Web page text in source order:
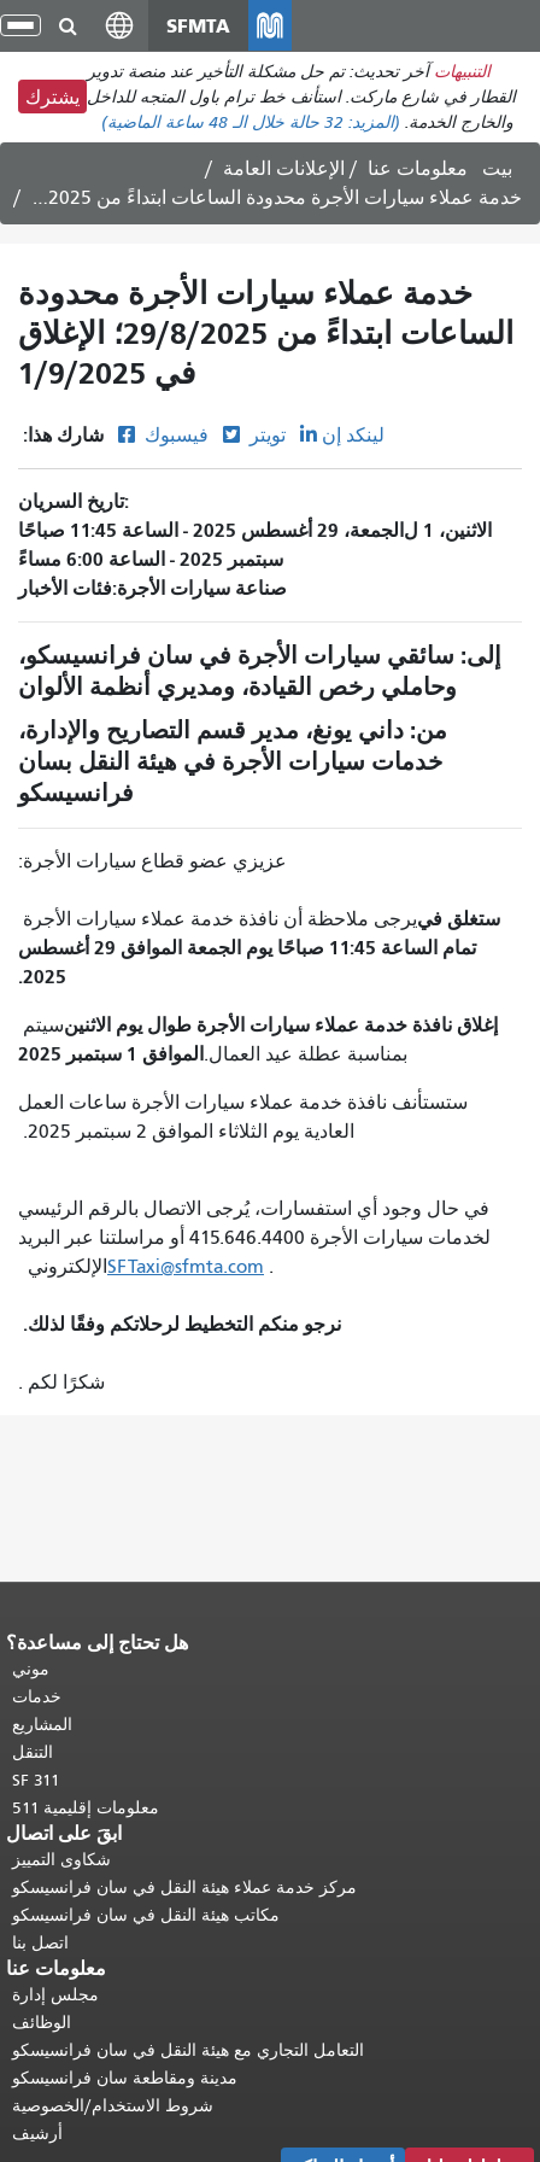
انتقل
إلى
المحتوى
الرئيسي
SFMTA
التنبيهات آخر تحديث: تم حل مشكلة التأخير عند منصة تدوير
القطار في شارع ماركت. استأنف خط ترام باول المتجه للداخل
والخارج الخدمة. (المزيد: 32 حالة خلال الـ 48 ساعة الماضية)
يشترك
بيت معلومات عنا
الإعلانات العامة
خدمة عملاء سيارات الأجرة محدودة الساعات ابتداءً من 29/8/2025؛ الإغلاق في 1/9/2025
خدمة عملاء سيارات الأجرة محدودة
الساعات ابتداءً من 29/8/2025؛ الإغلاق
في 1/9/2025
شارك هذا: فيسبوك تويتر لينكد إن
تاريخ السريان
الجمعة، 29 أغسطس 2025 - الساعة 11:45 صباحًال الاثنين، 1
سبتمبر 2025 - الساعة 6:00 مساءً
فئات الأخبار صناعة سيارات الأجرة
إلى: سائقي سيارات الأجرة في سان فرانسيسكو،
وحاملي رخص القيادة، ومديري أنظمة الألوان
من: داني يونغ، مدير قسم التصاريح والإدارة،
خدمات سيارات الأجرة في هيئة النقل بسان
فرانسيسكو
عزيزي عضو قطاع سيارات الأجرة:
يرجى ملاحظة أن نافذة خدمة عملاء سيارات الأجرةستغلق في
تمام الساعة 11:45 صباحًا يوم الجمعة الموافق 29 أغسطس
2025.
سيتمإغلاق نافذة خدمة عملاء سيارات الأجرة طوال يوم الاثنين
الموافق 1 سبتمبر 2025بمناسبة عطلة عيد العمال.
ستستأنف نافذة خدمة عملاء سيارات الأجرة ساعات العمل
العادية يوم الثلاثاء الموافق 2 سبتمبر 2025.
في حال وجود أي استفسارات، يُرجى الاتصال بالرقم الرئيسي
لخدمات سيارات الأجرة 415.646.4400 أو مراسلتنا عبر البريد
الإلكتروني SFTaxi@sfmta.com .
نرجو منكم التخطيط لرحلاتكم وفقًا لذلك.
شكرًا لكم .
هل تحتاج إلى مساعدة؟
موني
خدمات
المشاريع
التنقل
SF 311
معلومات إقليمية 511
ابقَ على اتصال
شكاوى التمييز
مركز خدمة عملاء هيئة النقل في سان فرانسيسكو
مكاتب هيئة النقل في سان فرانسيسكو
اتصل بنا
معلومات عنا
مجلس إدارة
الوظائف
التعامل التجاري مع هيئة النقل في سان فرانسيسكو
مدينة ومقاطعة سان فرانسيسكو
شروط الاستخدام/الخصوصية
أرشيف